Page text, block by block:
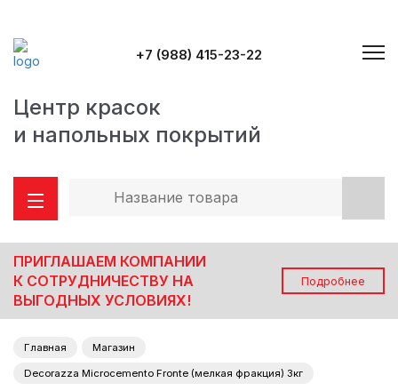
+7 (988) 415-23-22
Центр красок
и напольных покрытий
ПРИГЛАШАЕМ КОМПАНИИ
К СОТРУДНИЧЕСТВУ НА
ВЫГОДНЫХ УСЛОВИЯХ!
Подробнее
Главная Магазин
Decorazza Microcemento Fronte (мелкая фракция) 3кг